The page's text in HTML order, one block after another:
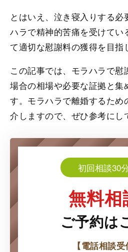
とはいえ、泣き寝入りする必
ハラで精神的苦痛を受けてい
て適切な慰謝料の獲得を目指
この記事では、モラハラで慰
場合の相場や必要な証拠と集
す。モラハラで離婚するため
介しますので、ぜひ参考にし
初回相談30
無料相
ご予約は
【電話相談受